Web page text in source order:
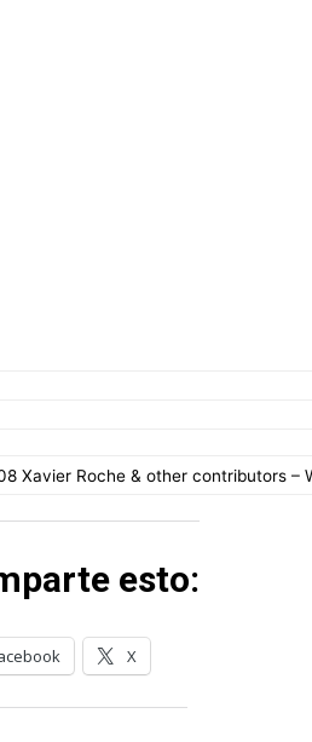
Xavier Roche & other contributors –
esto:
X